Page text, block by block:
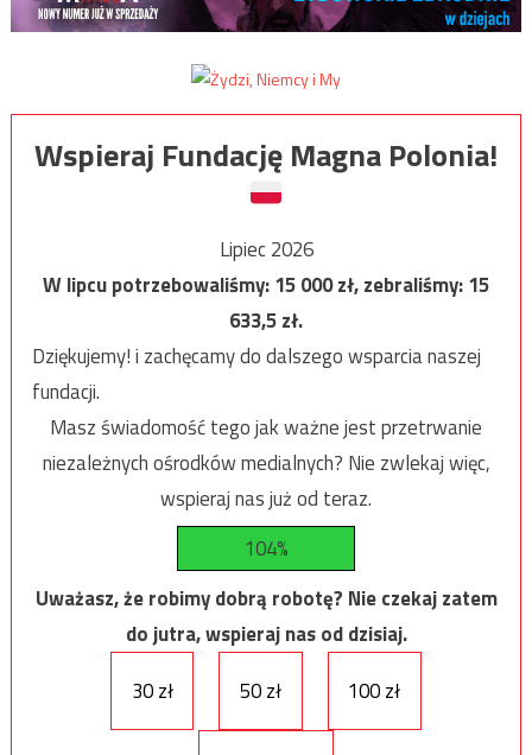
Wspieraj Fundację Magna Polonia!
Lipiec 2026
W lipcu potrzebowaliśmy:15 000zł, zebraliśmy:15
633,5zł.
Dziękujemy! i zachęcamy do dalszego wsparcia naszej
fundacji.
Masz świadomość tego jak ważne jest przetrwanie
niezależnych ośrodków medialnych? Nie zwlekaj więc,
wspieraj nas już od teraz.
104%
Uważasz, że robimy dobrą robotę? Nie czekaj zatem
do jutra, wspieraj nas od dzisiaj.
30 zł
50 zł 100 zł